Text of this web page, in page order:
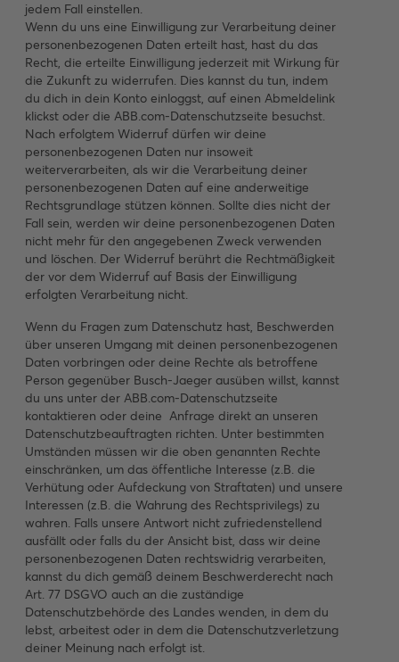
jedem Fall einstellen.
Wenn du uns eine Einwilligung zur Verarbeitung deiner
personenbezogenen Daten erteilt hast, hast du das
Recht, die erteilte Einwilligung jederzeit mit Wirkung für
die Zukunft zu widerrufen. Dies kannst du tun, indem
du dich in dein Konto einloggst, auf einen Abmeldelink
klickst oder die ABB.com-Datenschutzseite besuchst.
Nach erfolgtem Widerruf dürfen wir deine
personenbezogenen Daten nur insoweit
weiterverarbeiten, als wir die Verarbeitung deiner
personenbezogenen Daten auf eine anderweitige
Rechtsgrundlage stützen können. Sollte dies nicht der
Fall sein, werden wir deine personenbezogenen Daten
nicht mehr für den angegebenen Zweck verwenden
und löschen. Der Widerruf berührt die Rechtmäßigkeit
der vor dem Widerruf auf Basis der Einwilligung
erfolgten Verarbeitung nicht.
Wenn du Fragen zum Datenschutz hast, Beschwerden
über unseren Umgang mit deinen personenbezogenen
Daten vorbringen oder deine Rechte als betroffene
Person gegenüber Busch-Jaeger ausüben willst, kannst
du uns unter der ABB.com-Datenschutzseite
kontaktieren oder deine Anfrage direkt an unseren
Datenschutzbeauftragten richten. Unter bestimmten
Umständen müssen wir die oben genannten Rechte
einschränken, um das öffentliche Interesse (z.B. die
Verhütung oder Aufdeckung von Straftaten) und unsere
Interessen (z.B. die Wahrung des Rechtsprivilegs) zu
wahren. Falls unsere Antwort nicht zufriedenstellend
ausfällt oder falls du der Ansicht bist, dass wir deine
personenbezogenen Daten rechtswidrig verarbeiten,
kannst du dich gemäß deinem Beschwerderecht nach
Art. 77 DSGVO auch an die zuständige
Datenschutzbehörde des Landes wenden, in dem du
lebst, arbeitest oder in dem die Datenschutzverletzung
deiner Meinung nach erfolgt ist.